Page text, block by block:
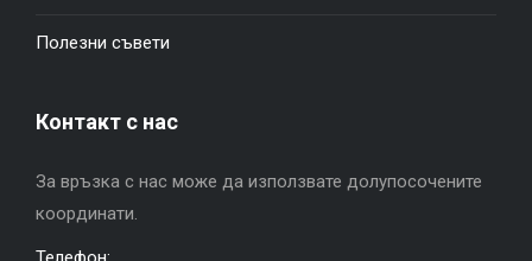
Полезни съвети
Контакт с нас
За връзка с нас може да използвате долупосочените
координати.